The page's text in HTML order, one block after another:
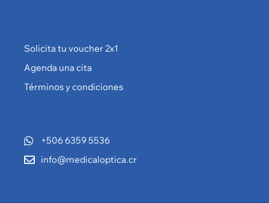
Solicita tu voucher 2x1
Agenda una cita
Términos y condiciones
+506 6359 5536
info@medicaloptica.cr